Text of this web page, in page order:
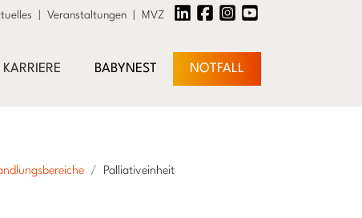
Veranstaltungen MVZ
BABYNEST NOTFALL
Palliativeinheit